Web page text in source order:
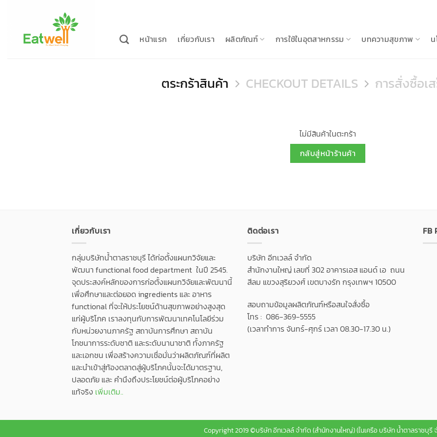
หน้าแรก เกี่ยวกับเรา ผลิตภัณฑ์ การใช้ในอุตสาหกรรม บทความสุขภาพ
ตระกร้าสินค้า CHECKOUT DETAILS การสั่งซื้อ
ไม่มีสินค้าในตะกร้า
กลับสู่หน้าร้านค้า
เกี่ยวกับเรา
กลุ่มบริษัทน้ำตาลราชบุรี ได้ก่อตั้งแผนกวิจัยและ
พัฒนา functional food department ในปี 2545.
จุดประสงค์หลักของการก่อตั้งแผนกวิจัยและพัฒนานี้
เพื่อศึกษาและต่อยอด ingredients และ อาหาร
functional ที่จะให้ประโยชน์ด้านสุขภาพอย่างสูงสุด
แก่ผู้บริโภค เราลงทุนกับการพัฒนาเทคโนโลยีร่วม
กับหน่วยงานภาครัฐ สถาบันการศึกษา สถาบัน
โภชนาการระดับชาติ และระดับนานาชาติ ทั้งภาครัฐ
และเอกชน เพื่อสร้างความเชื่อมั่นว่าผลิตภัณฑ์ที่ผลิต
และนำเข้าสู่ท้องตลาดสู่ผู้บริโภคนั้นจะได้มาตรฐาน,
ปลอดภัย และ คำนึงถึงประโยชน์ต่อผู้บริโภคอย่าง
แท้จริง เพิ่มเติม..
ติดต่อเรา
บริษัท อีทเวลล์ จำกัด
สำนักงานใหญ่ เลขที่ 302 อาคารเอส แอนด์ เอ ถนน
สีลม แขวงสุริยวงศ์ เขตบางรัก กรุงเทพฯ 10500
สอบถามข้อมูลผลิตภัณฑ์หรือสนใจสั่งซื้อ
โทร : 086-369-5555
(เวลาทำการ จันทร์-ศุกร์ เวลา 08.30-17.30 น.)
FB
Copyright 2019 ©บริษัท อีทเวลล์ จำกัด (สำนักงานใหญ่) (ในเครือ บริษัท น้ำตาลราชบุรี